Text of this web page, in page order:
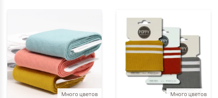
Много цветов Много цветов